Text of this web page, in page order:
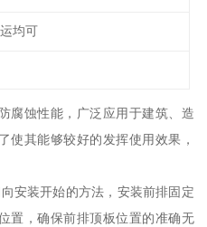
均可
腐蚀性能，广泛应用于建筑、造
使其能够较好的发挥使用效果，
安装开始的方法，安装前排固定
置，确保前排顶板位置的准确无